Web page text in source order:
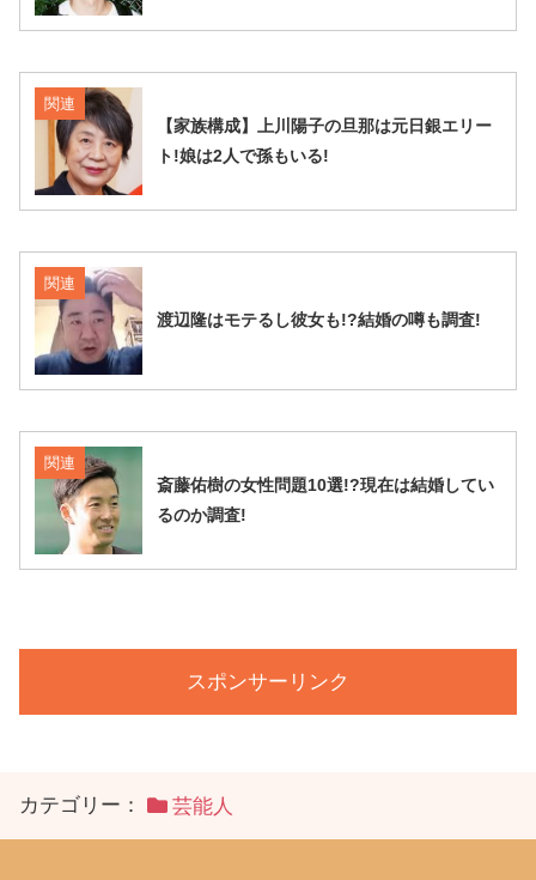
関連
【家族構成】上川陽子の旦那は元日銀エリー
ト!娘は2人で孫もいる!
関連
渡辺隆はモテるし彼女も!?結婚の噂も調査!
関連
斎藤佑樹の女性問題10選!?現在は結婚してい
るのか調査!
スポンサーリンク
カテゴリー： 芸能人